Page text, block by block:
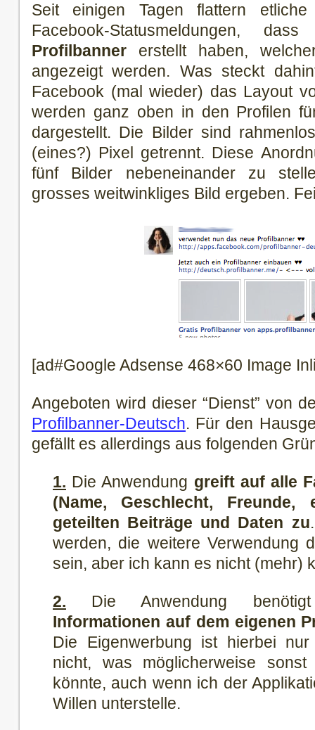
Seit einigen Tagen flattern
Facebook-Statusmeldungen,
Profilbanner erstellt haben,
angezeigt werden. Was steckt
Facebook (mal wieder) das Layout
werden ganz oben in den Profilen
dargestellt. Die Bilder sind
(eines?) Pixel getrennt. Diese
fünf Bilder nebeneinander zu
grosses weitwinkliges Bild ergeben.
[ad#Google Adsense 468×60 Image
Angeboten wird dieser “Dienst” von
Profilbanner-Deutsch. Für den
gefällt es allerdings aus folgenden
1. Die Anwendung greift auf alle
(Name, Geschlecht,
geteilten Beiträge und Daten zu
werden, die weitere Verwendung
sein, aber ich kann es nicht (mehr)
2. Die Anwendung
Informationen auf dem eigenen
Die Eigenwerbung ist hierbei
nicht, was möglicherweise
könnte, auch wenn ich der
Willen unterstelle.